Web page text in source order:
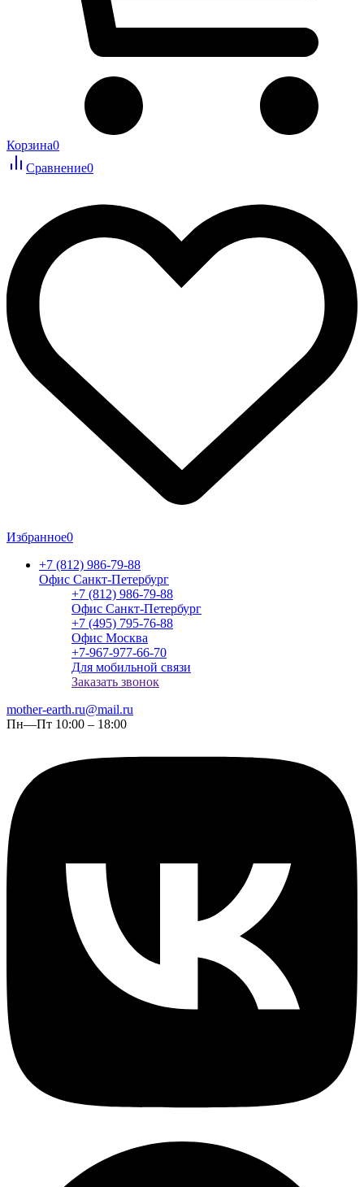
Корзина0
Сравнение0
Избранное0
+7 (812) 986-79-88
Офис Санкт-Петербург
+7 (812) 986-79-88
Офис Санкт-Петербург
+7 (495) 795-76-88
Офис Москва
+7-967-977-66-70
Для мобильной связи
Заказать звонок
mother-earth.ru@mail.ru
Пн—Пт 10:00 – 18:00